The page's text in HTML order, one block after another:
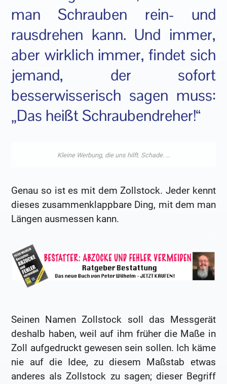
man Schrauben rein- und
rausdrehen kann. Und immer,
aber wirklich immer, findet sich
jemand, der sofort
besserwisserisch sagen muss:
„Das heißt Schraubendreher!“
Genau so ist es mit dem Zollstock. Jeder kennt
dieses zusammenklappbare Ding, mit dem man
Längen ausmessen kann.
Seinen Namen Zollstock soll das Messgerät
deshalb haben, weil auf ihm früher die Maße in
Zoll aufgedruckt gewesen sein sollen. Ich käme
nie auf die Idee, zu diesem Maßstab etwas
anderes als Zollstock zu sagen; dieser Begriff